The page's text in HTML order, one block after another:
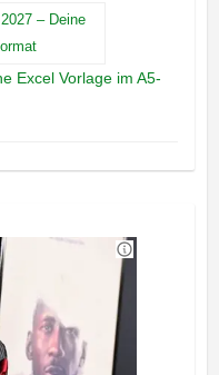
Excel Vorlage im A5-